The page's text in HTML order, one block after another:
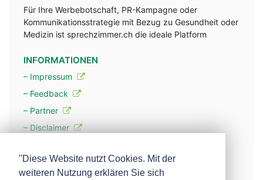
Für Ihre Werbebotschaft, PR-Kampagne oder
Kommunikationsstrategie mit Bezug zu Gesundheit oder
Medizin ist sprechzimmer.ch die ideale Platform
INFORMATIONEN
– Impressum
– Feedback
– Partner
– Disclaimer
– Werbung
"Diese Website nutzt Cookies. Mit der
weiteren Nutzung erklären Sie sich